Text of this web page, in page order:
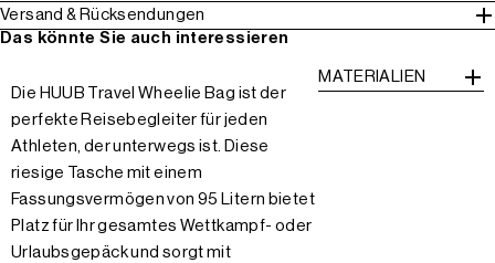
Versand & Rücksendungen
Das könnte Sie auch interessieren
Die HUUB Travel Wheelie Bag ist der
perfekte Reisebegleiter für jeden
Athleten, der unterwegs ist. Diese
riesige Tasche mit einem
Fassungsvermögen von 95 Litern bietet
Platz für Ihr gesamtes Wettkampf- oder
Urlaubsgepäck und sorgt mit
MATERIALIEN